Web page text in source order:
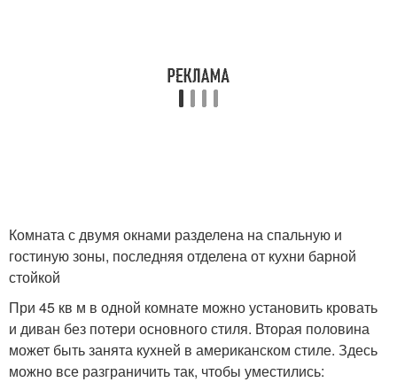
Комната с двумя окнами разделена на спальную и
гостиную зоны, последняя отделена от кухни барной
стойкой
При 45 кв м в одной комнате можно установить кровать
и диван без потери основного стиля. Вторая половина
может быть занята кухней в американском стиле. Здесь
можно все разграничить так, чтобы уместились: